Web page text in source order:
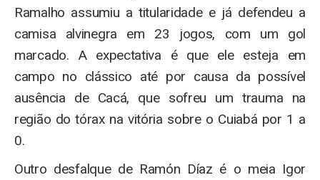
Ramalho assumiu a titularidade e já defendeu a
camisa alvinegra em 23 jogos, com um gol
marcado. A expectativa é que ele esteja em
campo no clássico até por causa da possível
ausência de Cacá, que sofreu um trauma na
região do tórax na vitória sobre o Cuiabá por 1 a
0.
Outro desfalque de Ramón Díaz é o meia Igor